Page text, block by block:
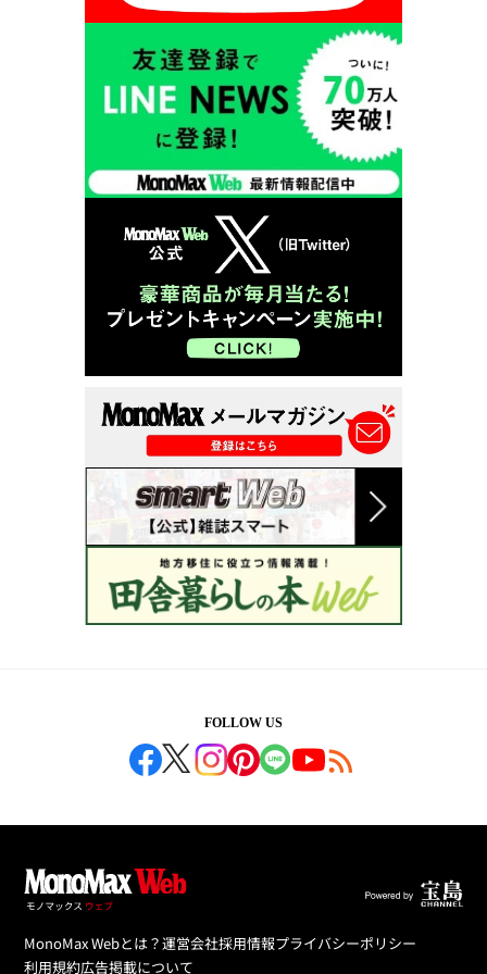
FOLLOW US
MonoMax Webとは？運営会社採用情報プライバシーポリシー
利用規約広告掲載について